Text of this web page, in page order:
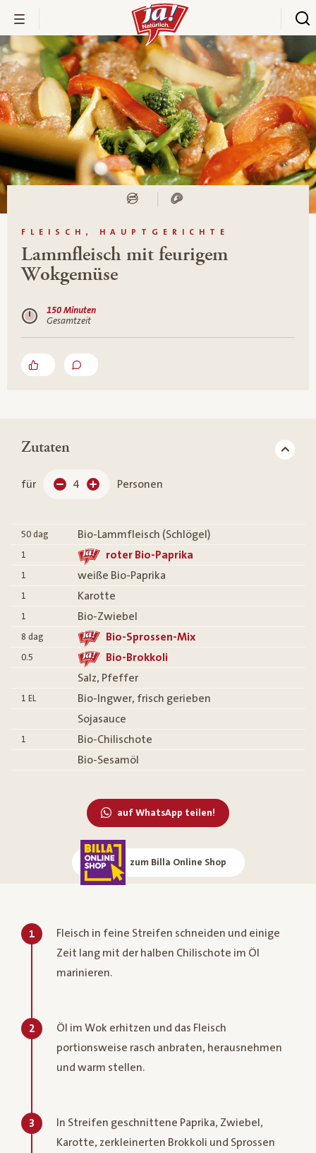
FLEISCH, HAUPTGERICHTE
Lammfleisch mit feurigem
Wokgemüse
150 Minuten
Gesamtzeit
Zutaten
für 4 Personen
50 dag Bio-Lammfleisch (Schlögel)
1 roter Bio-Paprika
1 weiße Bio-Paprika
1 Karotte
1 Bio-Zwiebel
8 dag Bio-Sprossen-Mix
0.5
Bio-Brokkoli
Salz, Pfeffer
1 EL
Bio-Ingwer, frisch gerieben
Sojasauce
1
Bio-Chilischote
Bio-Sesamöl
auf WhatsApp teilen!
zum Billa Online Shop
1
Fleisch in feine Streifen schneiden und einige
Zeit lang mit der halben Chilischote im Öl
marinieren.
2
Öl im Wok erhitzen und das Fleisch
portionsweise rasch anbraten, herausnehmen
und warm stellen.
3
In Streifen geschnittene Paprika, Zwiebel,
Karotte, zerkleinerten Brokkoli und Sprossen